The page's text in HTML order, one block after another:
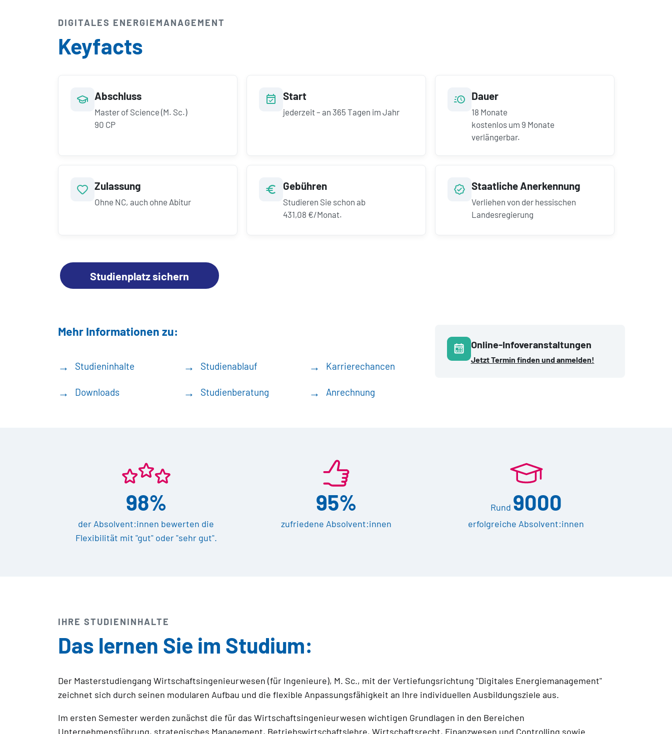
DIGITALES ENERGIE­MANAGEMENT
Keyfacts
Abschluss
Master of Science (M. Sc.)
90 CP
Start
jederzeit – an 365 Tagen im Jahr
Dauer
18 Monate
kostenlos um 9 Monate
verlängerbar.
Zulassung
Ohne NC, auch ohne Abitur
Gebühren
Studieren Sie schon ab
431,08 €/Monat.
Staatliche Anerkennung
Verliehen von der hessischen
Landesregierung
Studienplatz sichern
Mehr Informationen zu:
Studieninhalte Studienablauf Karrierechancen
Downloads Studienberatung Anrechnung
Online-Infoveranstaltungen
Jetzt Termin finden und anmelden!
98%
der Absolvent:innen bewerten die
Flexibilität mit "gut" oder "sehr gut".
95%
zufriedene Absolvent:innen
Rund 9000
erfolgreiche Absolvent:innen
IHRE STUDIENINHALTE
Das lernen Sie im Studium:
Der Masterstudiengang Wirtschaftsingenieurwesen (für Ingenieure), M. Sc., mit der Vertiefungsrichtung "Digitales Energiemanagement"
zeichnet sich durch seinen modularen Aufbau und die flexible Anpassungsfähigkeit an Ihre individuellen Ausbildungsziele aus.
Im ersten Semester werden zunächst die für das Wirtschaftsingenieurwesen wichtigen Grundlagen in den Bereichen
Unternehmensführung, strategisches Management, Betriebswirtschaftslehre, Wirtschaftsrecht, Finanzwesen und Controlling sowie